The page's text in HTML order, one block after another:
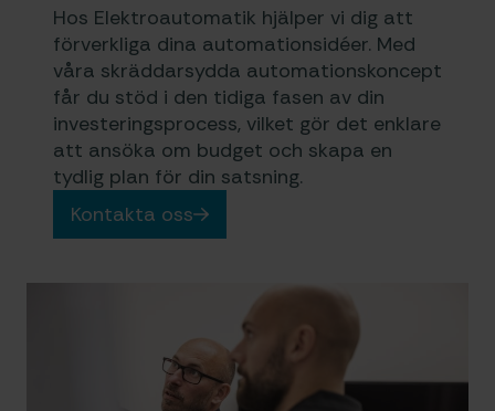
Hos Elektroautomatik hjälper vi dig att
förverkliga dina automationsidéer. Med
våra skräddarsydda automationskoncept
får du stöd i den tidiga fasen av din
investeringsprocess, vilket gör det enklare
att ansöka om budget och skapa en
tydlig plan för din satsning.
Kontakta oss